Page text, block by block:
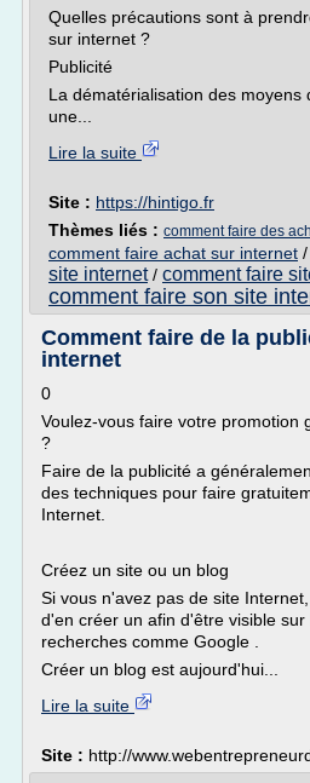
Quelles précautions sont à
sur internet ?
Publicité
La dématérialisation des moyens
une...
Lire la suite
Site : https://hintigo.fr
Thèmes liés : comment faire des
comment faire achat sur internet /
site internet/ comment faire
comment faire son site
Comment faire de la
internet
0
Voulez-vous faire votre promotion
?
Faire de la publicité a
des techniques pour faire
Internet.
Créez un site ou un blog
Si vous n'avez pas de site
d'en créer un afin d'être visible
recherches comme Google .
Créer un blog est aujourd'hui...
Lire la suite
Site : http://